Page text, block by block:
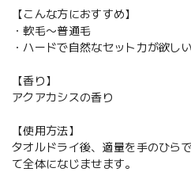
【こんな方におすすめ】
・軟毛〜普通毛
・ハードで自然なセット力が欲し
【香り】
アクアカシスの香り
【使用方法】
タオルドライ後、適量を手のひら
て全体になじませます。